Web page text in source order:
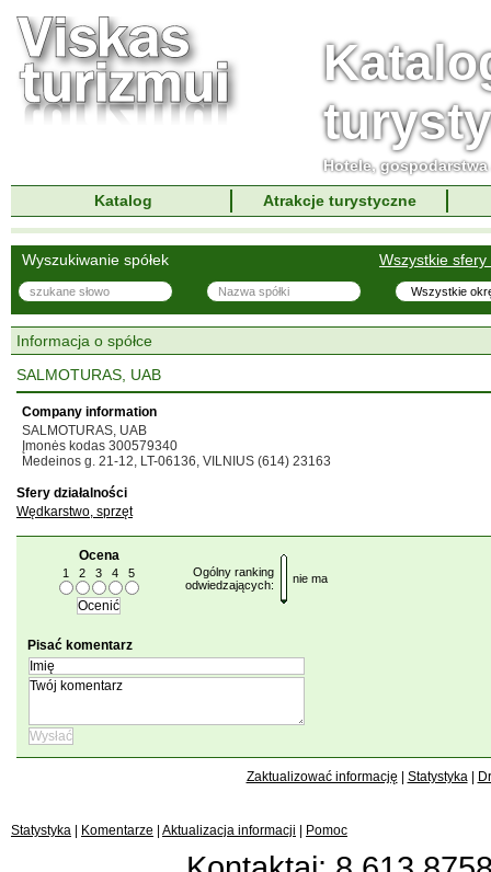
Hotele,
Katalog
Atrakcje turystyczne
Wszystkie sfery
Wyszukiwanie spółek
Informacja o spółce
SALMOTURAS, UAB
Company information
SALMOTURAS, UAB
Įmonės kodas 300579340
Medeinos g. 21-12, LT-06136, VILNIUS (614) 23163
Sfery działalności
Wędkarstwo, sprzęt
Ocena
1 2 3 4 5
Ogólny ranking
odwiedzających:
nie ma
Pisać komentarz
Zaktualizować informację Statystyka|
Statystyka Komentarze Aktualizacja informacji Pomoc